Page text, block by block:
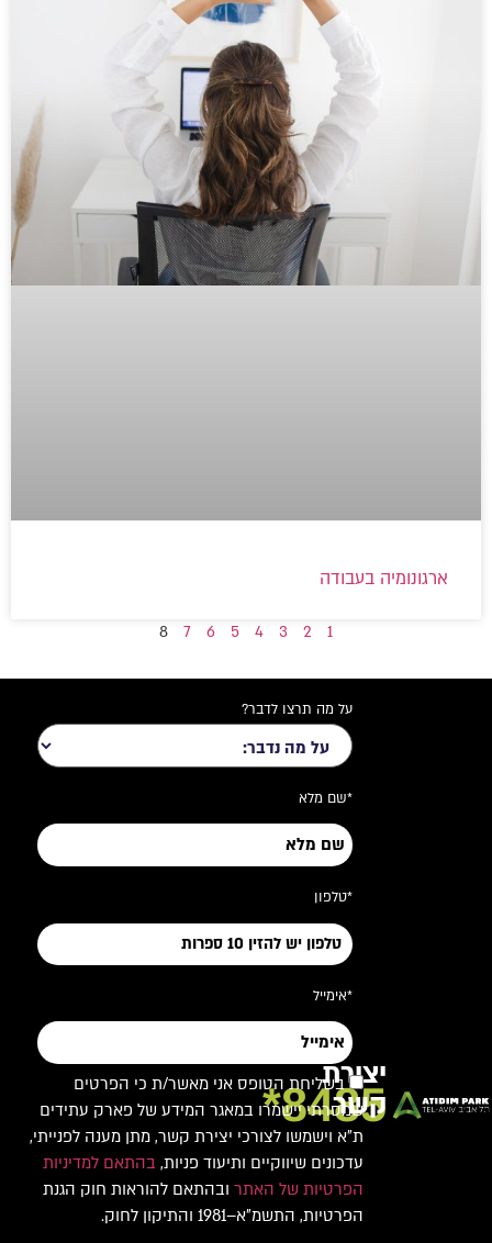
ארגונומיה בעבודה
1
2
3
4
5
6
7
8
8485*
יצירת
קשר
על מה תרצו לדבר?
*שם מלא
*טלפון
*אימייל
בשליחת הטופס אני מאשר/ת כי הפרטים
שמסרתי יישמרו במאגר המידע של פארק עתידים
ת"א וישמשו לצורכי יצירת קשר, מתן מענה לפנייתי,
עדכונים שיווקיים ותיעוד פניות, בהתאם למדיניות
הפרטיות של האתרובהתאם להוראות חוק הגנת
הפרטיות, התשמ"א–1981 והתיקון לחוק.